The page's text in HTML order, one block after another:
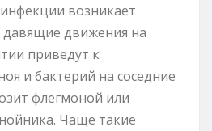
возникает
давящие движения на
приведут к
и бактерий на соседние
флегмоной или
Чаще такие